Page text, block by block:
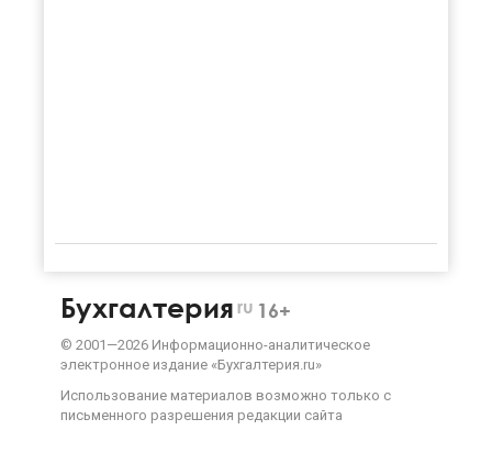
Бухгалтерия ru 16+
© 2001—2026 Информационно-аналитическое
электронное издание «Бухгалтерия.ru»
Использование материалов возможно только с
письменного разрешения редакции сайта